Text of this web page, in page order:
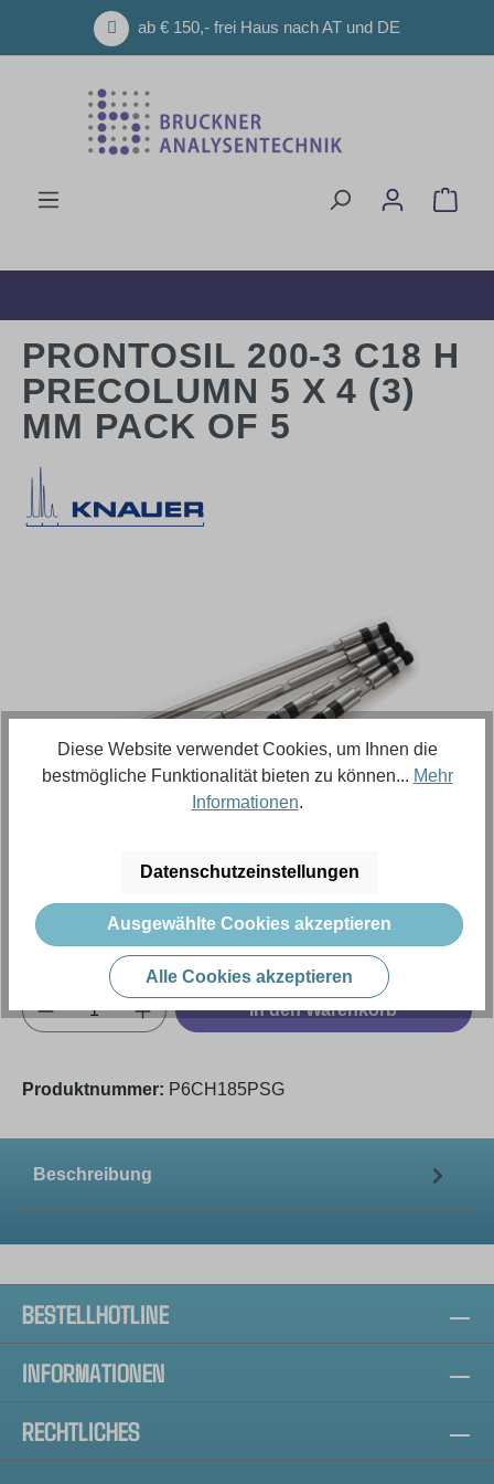
Zum Hauptinhalt springenab € 150,- frei Haus nach AT und DE
PRONTOSIL 200-3 C18 H
PRECOLUMN 5 X 4 (3)
MM PACK OF 5
264,73 €
Inhalt: 5 Stück (Menge) (52,95 € / 1 Stück (Menge))
Preise exkl. MwSt. zzgl. Versandkosten
Produkt Anzahl: Gib den gewünschten
In den Warenkorb
Produktnummer: P6CH185PSG
Beschreibung
BESTELLHOTLINE
INFORMATIONEN
RECHTLICHES
Diese Website verwendet Cookies, um Ihnen die
bestmögliche Funktionalität bieten zu können... Mehr
Informationen.
Datenschutzeinstellungen
Ausgewählte Cookies akzeptieren
Alle Cookies akzeptieren